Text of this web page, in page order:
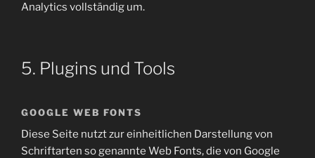
Analytics vollständig um.
5. Plugins und Tools
GOOGLE WEB FONTS
Diese Seite nutzt zur einheitlichen Darstellung von
Schriftarten so genannte Web Fonts, die von Google